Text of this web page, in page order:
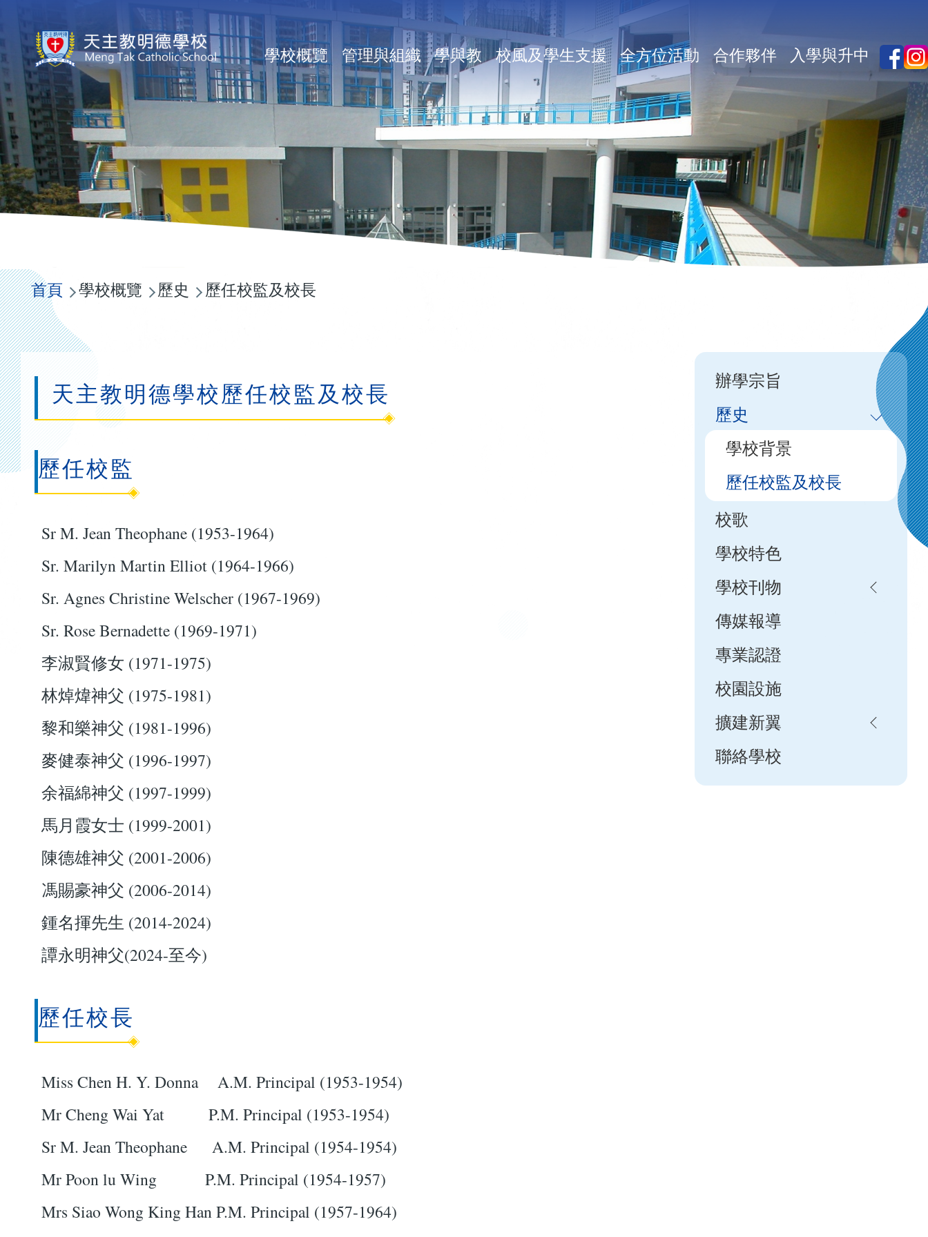
Main
navigation
學校概覽 管理與組織 學與教 校風及學生支援 全方位活動 合作夥伴 入學與升中
導
航
連
結
首頁 學校概覽 歷史 歷任校監及校長
天主教明德學校歷任校監及校長
歷任校監
Sr M. Jean Theophane (1953-1964)
Sr. Marilyn Martin Elliot (1964-1966)
Sr. Agnes Christine Welscher (1967-1969)
Sr. Rose Bernadette (1969-1971)
李淑賢修女 (1971-1975)
林焯煒神父 (1975-1981)
黎和樂神父 (1981-1996)
麥健泰神父 (1996-1997)
余福綿神父 (1997-1999)
馬月霞女士 (1999-2001)
陳德雄神父 (2001-2006)
馮賜豪神父 (2006-2014)
鍾名揮先生 (2014-2024)
譚永明神父(2024-至今)
歷任校長
Miss Chen H. Y. Donna A.M. Principal (1953-1954)
Mr Cheng Wai Yat P.M. Principal (1953-1954)
Sr M. Jean Theophane A.M. Principal (1954-1954)
Mr Poon lu Wing P.M. Principal (1954-1957)
Mrs Siao Wong King Han P.M. Principal (1957-1964)
Main
navigation
辦學宗旨
歷史
學校背景
歷任校監及校長
校歌
學校特色
學校刊物
傳媒報導
專業認證
校園設施
擴建新翼
聯絡學校